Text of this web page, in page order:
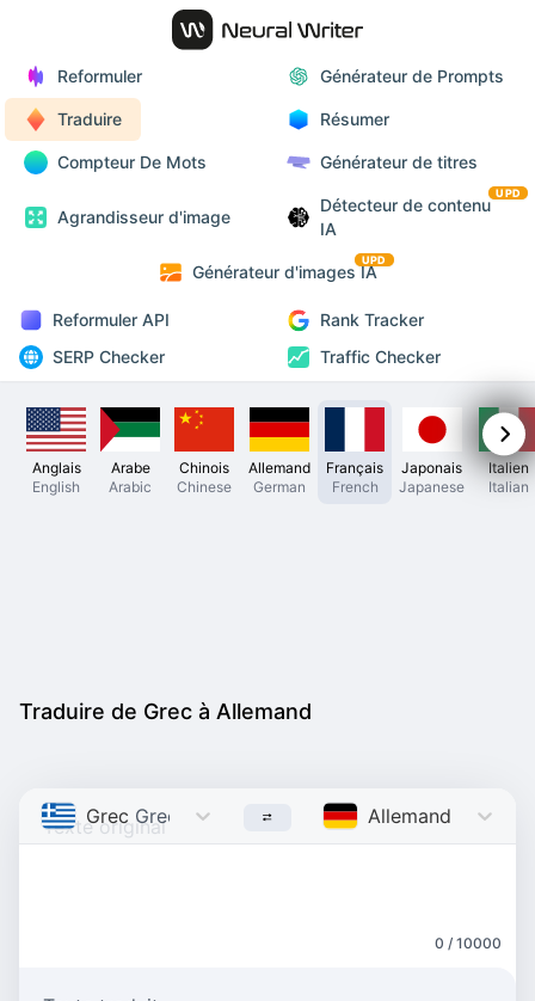
Reformuler Générateur de Prompts
Traduire Résumer
Compteur De Mots Générateur de titres
Agrandisseur d'image
Détecteur de contenu
IA
UPD
Générateur d'images IA
UPD
Reformuler API
Rank Tracker
SERP Checker
Traffic Checker
Anglais
English
Arabe
Arabic
Chinois
Chinese
Allemand
German
Français
French
Japonais
Japanese
Italien
Italian
Traduire de Grec à Allemand
Grec Greek Allemand German
0 / 10000